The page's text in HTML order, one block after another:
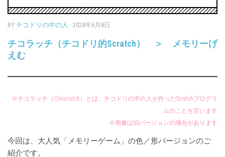
BY チコドリの中の人 · 2024年6月8日
チコラッチ（チコドリ的Scratch） ＞ メモリーげ
えむ
※チコラッチ（Chicoratch）とは、チコドリの中の人が作ったScratchプログラ
ムのことを言います
※画像は旧バージョンの場合があります
今回は、大人気「メモリーゲーム」の色／形バージョンのご
紹介です。